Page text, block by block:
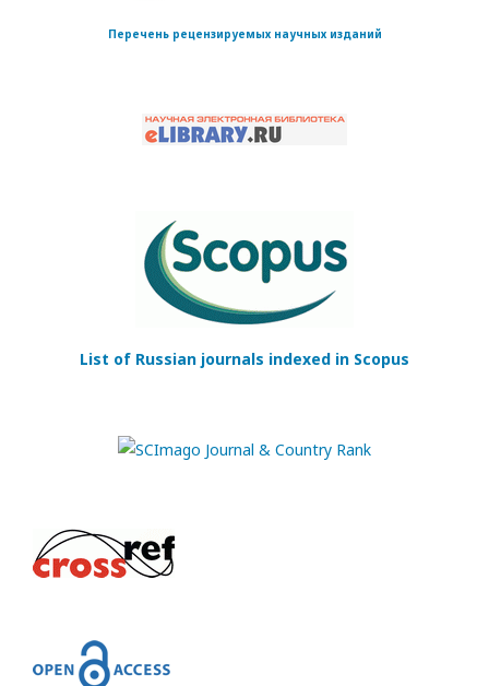
Перечень рецензируемых научных изданий
List of Russian journals indexed in Scopus